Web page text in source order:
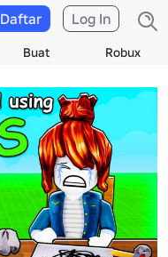
Buat Robux
Daftar Log In